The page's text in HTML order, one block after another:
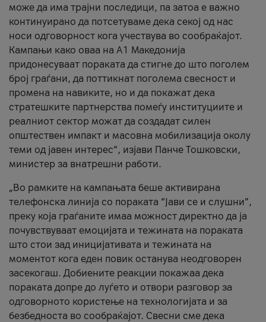
може да има трајни последици, па затоа е важно
континуирано да потсетуваме дека секој од нас
носи одговорност кога учествува во сообраќајот.
Кампањи како оваа на A1 Македонија
придонесуваат пораката да стигне до што поголем
број граѓани, да поттикнат поголема свесност и
промена на навиките, но и да покажат дека
стратешките партнерства помеѓу институциите и
реалниот сектор можат да создадат силен
општествен импакт и масовна мобилизација околу
теми од јавен интерес“, изјави Панче Тошковски,
министер за внатрешни работи.
„Во рамките на кампањата беше активирана
телефонска линија со пораката “Јави се и слушни”,
преку која граѓаните имаа можност директно да ја
почувствуваат емоцијата и тежината на пораката
што стои зад иницијативата и тежината на
моментот кога еден повик останува неодговорен
засекогаш. Добиените реакции покажаа дека
пораката допре до луѓето и отвори разговор за
одговорното користење на технологијата и за
безбедноста во сообраќајот. Свесни сме дека